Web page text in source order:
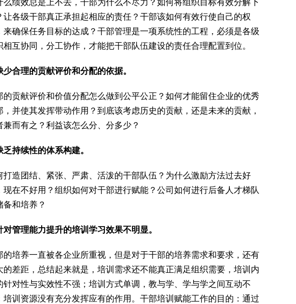
么绩效总是上不去，干部为什么不尽力？如何将组织目标有效分解下
让各级干部真正承担起相应的责任？干部该如何有效行使自己的权
来确保任务目标的达成？干部管理是一项系统性的工程，必须是各级
相互协同，分工协作，才能把干部队伍建设的责任合理配置到位。
少合理的贡献评价和分配的依据。
的贡献评价和价值分配怎么做到公平公正？如何才能留住企业的优秀
，并使其发挥带动作用？到底该考虑历史的贡献，还是未来的贡献，
兼而有之？利益该怎么分、分多少？
乏持续性的体系构建。
打造团结、紧张、严肃、活泼的干部队伍？为什么激励方法过去好
现在不好用？组织如何对干部进行赋能？公司如何进行后备人才梯队
备和培养？
对管理能力提升的培训学习效果不明显。
的培养一直被各企业所重视，但是对于干部的培养需求和要求，还有
的差距，总结起来就是，培训需求还不能真正满足组织需要，培训内
针对性与实效性不强；培训方式单调，教与学、学与学之间互动不
培训资源没有充分发挥应有的作用。干部培训赋能工作的目的：通过